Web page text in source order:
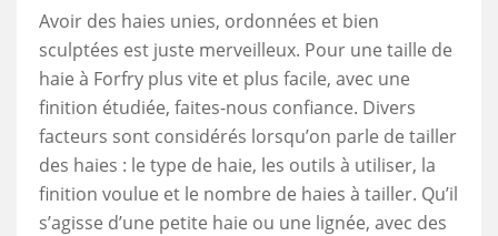
Avoir des haies unies, ordonnées et bien
sculptées est juste merveilleux. Pour une taille de
haie à Forfry plus vite et plus facile, avec une
finition étudiée, faites-nous confiance. Divers
facteurs sont considérés lorsqu’on parle de tailler
des haies : le type de haie, les outils à utiliser, la
finition voulue et le nombre de haies à tailler. Qu’il
s’agisse d’une petite haie ou une lignée, avec des